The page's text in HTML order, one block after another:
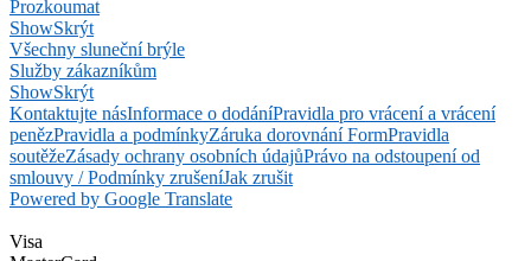
Prozkoumat
ShowSkrýt
Všechny sluneční brýle
Služby zákazníkům
ShowSkrýt
Kontaktujte násInformace o dodáníPravidla pro vrácení a vrácení
penězPravidla a podmínkyZáruka dorovnání FormPravidla
soutěžeZásady ochrany osobních údajůPrávo na odstoupení od
smlouvy / Podmínky zrušeníJak zrušit
Powered by Google Translate
Visa